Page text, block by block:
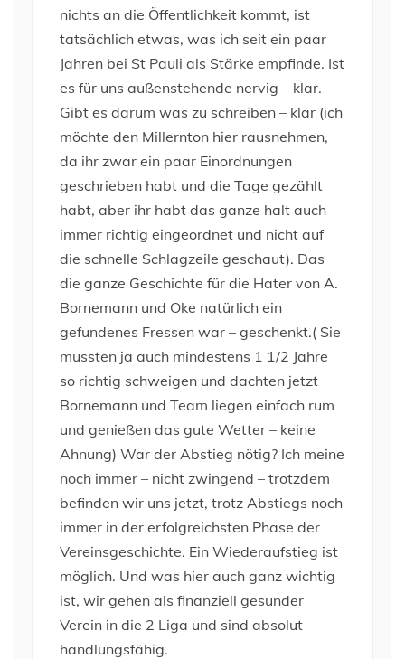
nichts an die Öffentlichkeit kommt, ist
tatsächlich etwas, was ich seit ein paar
Jahren bei St Pauli als Stärke empfinde. Ist
es für uns außenstehende nervig – klar.
Gibt es darum was zu schreiben – klar (ich
möchte den Millernton hier rausnehmen,
da ihr zwar ein paar Einordnungen
geschrieben habt und die Tage gezählt
habt, aber ihr habt das ganze halt auch
immer richtig eingeordnet und nicht auf
die schnelle Schlagzeile geschaut). Das
die ganze Geschichte für die Hater von A.
Bornemann und Oke natürlich ein
gefundenes Fressen war – geschenkt.( Sie
mussten ja auch mindestens 1 1/2 Jahre
so richtig schweigen und dachten jetzt
Bornemann und Team liegen einfach rum
und genießen das gute Wetter – keine
Ahnung) War der Abstieg nötig? Ich meine
noch immer – nicht zwingend – trotzdem
befinden wir uns jetzt, trotz Abstiegs noch
immer in der erfolgreichsten Phase der
Vereinsgeschichte. Ein Wiederaufstieg ist
möglich. Und was hier auch ganz wichtig
ist, wir gehen als finanziell gesunder
Verein in die 2 Liga und sind absolut
handlungsfähig.